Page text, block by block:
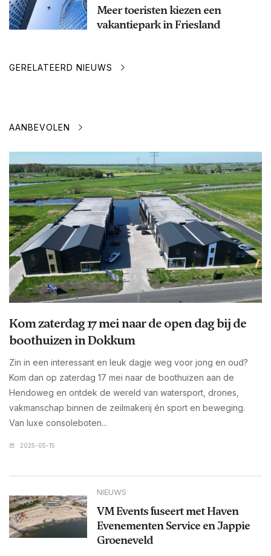
Meer toeristen kiezen een
vakantiepark in Friesland
GERELATEERD NIEUWS
AANBEVOLEN
Kom zaterdag 17 mei naar de open dag bij de
boothuizen in Dokkum
Zin in een interessant en leuk dagje weg voor jong en oud?
Kom dan op zaterdag 17 mei naar de boothuizen aan de
Hendoweg en ontdek de wereld van watersport, drones,
vakmanschap binnen de zeilmakerij én sport en beweging.
Van luxe consoleboten...
2025-05-15
NIEUWS
VM Events fuseert met Haven
Evenementen Service en Jappie
Groeneveld